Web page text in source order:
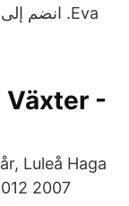
Växter -
Luleå Haga
2007